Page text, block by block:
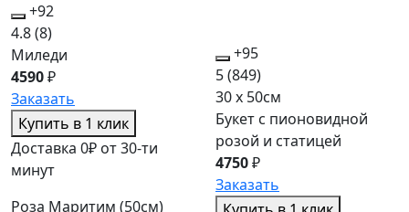
+92
4.8(8)
Миледи
4590₽
Заказать
Купить в 1 клик
Доставка 0₽ от 30-ти
минут
Роза Маритим (50см)
+95
5(849)
30 x 50см
Букет с пионовидной
розой и статицей
4750₽
Заказать